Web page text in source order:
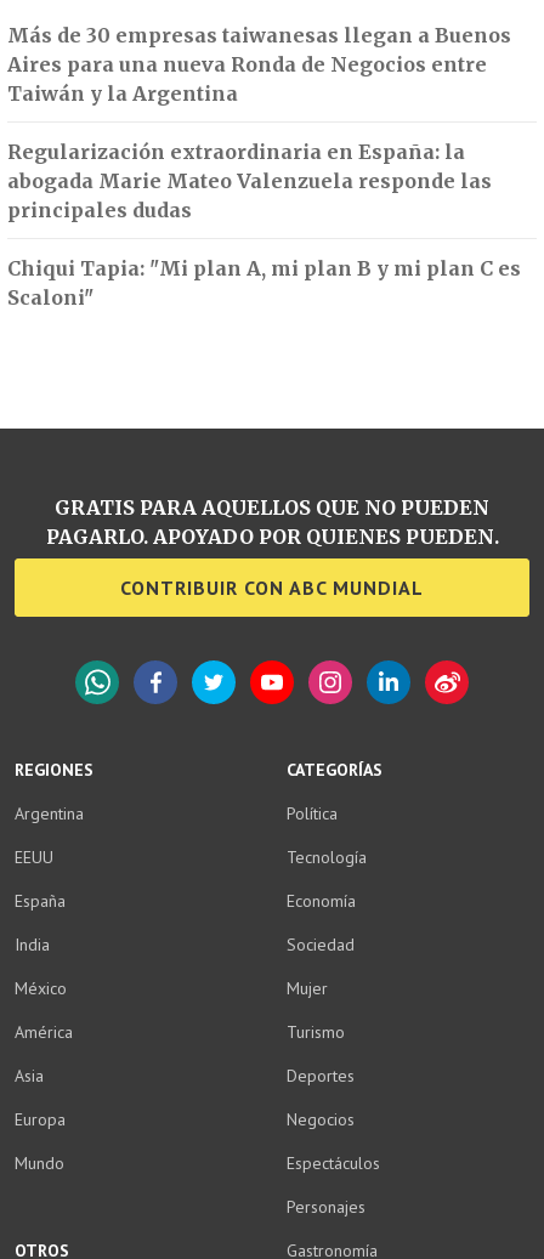
Más de 30 empresas taiwanesas llegan a Buenos
Aires para una nueva Ronda de Negocios entre
Taiwán y la Argentina
Regularización extraordinaria en España: la
abogada Marie Mateo Valenzuela responde las
principales dudas
Chiqui Tapia: "Mi plan A, mi plan B y mi plan C es
Scaloni"
REGIONES
Argentina
EEUU
España
India
México
América
Asia
Europa
Mundo
CATEGORÍAS
Política
Tecnología
Economía
Sociedad
Mujer
Turismo
Deportes
Negocios
Espectáculos
Personajes
Gastronomía
OTROS
GRATIS PARA AQUELLOS QUE NO PUEDEN
PAGARLO. APOYADO POR QUIENES PUEDEN.
CONTRIBUIR CON ABC MUNDIAL